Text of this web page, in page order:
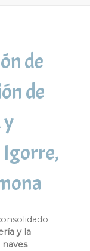
de
de
Igorre,
y la